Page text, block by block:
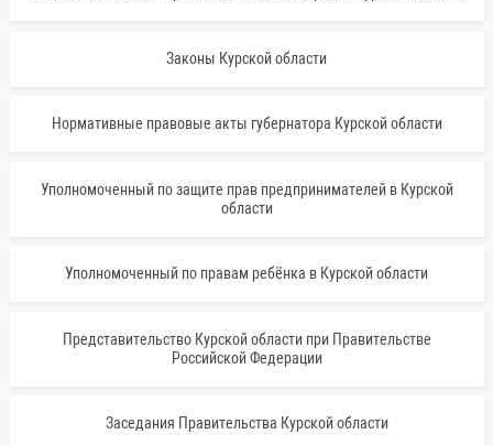
Законы Курской области
Нормативные правовые акты губернатора Курской области
Уполномоченный по защите прав предпринимателей в Курской
области
Уполномоченный по правам ребёнка в Курской области
Представительство Курской области при Правительстве
Российской Федерации
Заседания Правительства Курской области